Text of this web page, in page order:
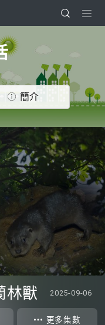
簡介
林獸 2025-09-06
更多集數